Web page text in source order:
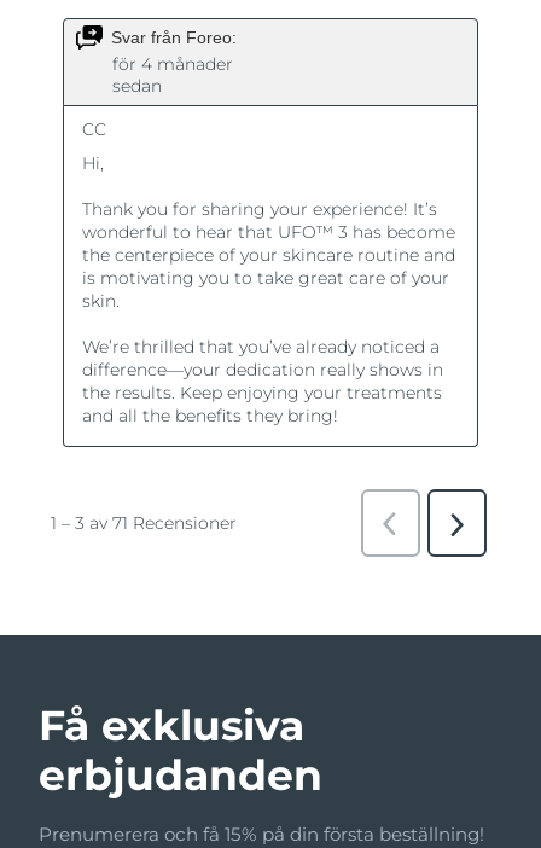
Få exklusiva
erbjudanden
Prenumerera och få 15% på din första beställning!